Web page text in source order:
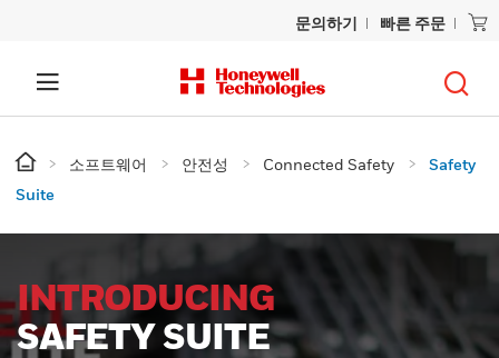
문의하기 빠른 주문
소프트웨어 안전성 Connected Safety
Safety
Suite
INTRODUCING
SAFETY SUITE